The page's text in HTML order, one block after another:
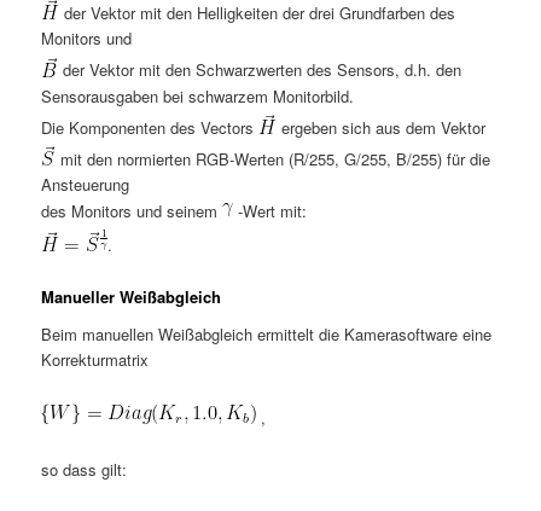
der Vektor mit den Helligkeiten der drei Grundfarben des
Monitors und
der Vektor mit den Schwarzwerten des Sensors, d.h. den
Sensorausgaben bei schwarzem Monitorbild.
Die Komponenten des Vectors
ergeben sich aus dem Vektor
mit den normierten RGB-Werten (R/255, G/255, B/255) für die
Ansteuerung
des Monitors und seinem
-Wert mit:
.
Manueller Weißabgleich
Beim manuellen Weißabgleich ermittelt die Kamerasoftware eine
Korrekturmatrix
,
so dass gilt: